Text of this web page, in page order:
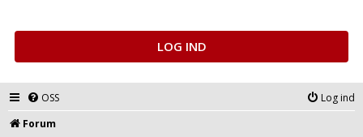
LOG IND
OSS
Log ind
Forum